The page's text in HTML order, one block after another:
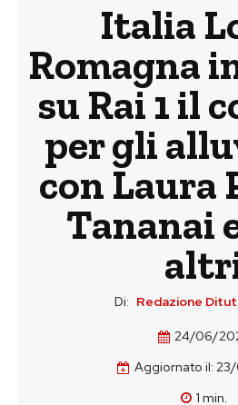
Italia
Romagna
su Rai 1 il
per gli
con Laura
Tananai
Di: Redazione
24/06/
Aggiornato il:
1 min.